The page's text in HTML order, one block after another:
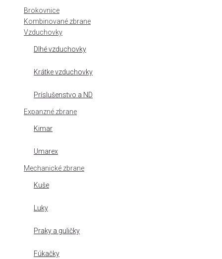
Brokovnice
Kombinované zbrane
Vzduchovky
Dlhé vzduchovky
Krátke vzduchovky
Príslušenstvo a ND
Expanzné zbrane
Kimar
Umarex
Mechanické zbrane
Kuše
Luky
Praky a guličky
Fúkačky